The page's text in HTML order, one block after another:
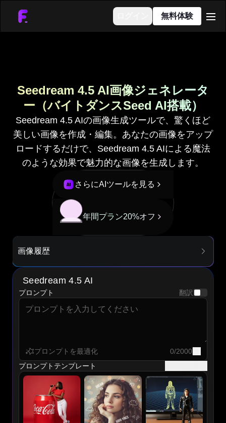
無料体験
Seedream 4.5 AI画像ジェネレータ
ー（バイトダンスSeed AI搭載）
Seedream 4.5 AIの画像生成ツールで、驚くほど
美しい画像を作成・編集。あなたの画像をアップ
ロードするだけで、Seedream 4.5 AIによる魔法
のような効果で魅力的な画像を生成します。
さらにAIツールを見る
年間プラン20%オフ
画像履歴
Seedream 4.5 AI
プロンプト 翻訳
プロンプトを最適化 0/2000
プロンプトテンプレート